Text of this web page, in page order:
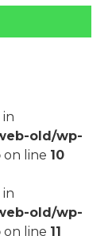
in
old/wp-
on line 10
in
old/wp-
on line 11